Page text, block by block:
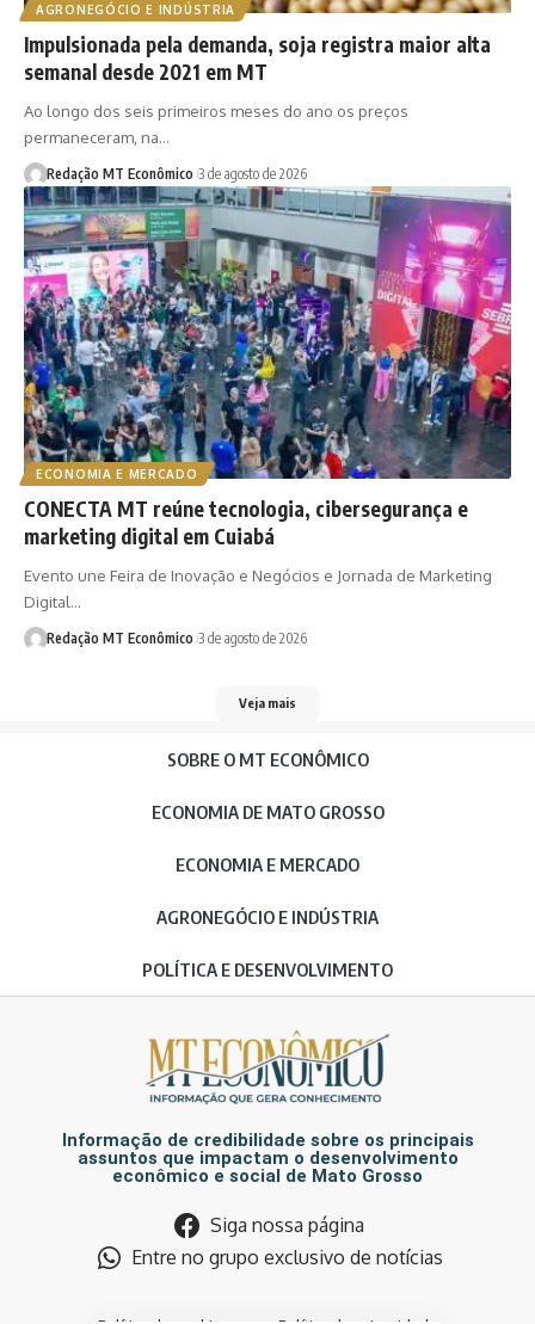
AGRONEGÓCIO E INDÚSTRIA
Impulsionada pela demanda, soja registra maior alta
semanal desde 2021 em MT
Ao longo dos seis primeiros meses do ano os preços
permaneceram, na…
Redação MT Econômico 3 de agosto de 2026
ECONOMIA E MERCADO
CONECTA MT reúne tecnologia, cibersegurança e
marketing digital em Cuiabá
Evento une Feira de Inovação e Negócios e Jornada de Marketing
Digital…
Redação MT Econômico 3 de agosto de 2026
Veja mais
SOBRE O MT ECONÔMICO
ECONOMIA DE MATO GROSSO
ECONOMIA E MERCADO
AGRONEGÓCIO E INDÚSTRIA
POLÍTICA E DESENVOLVIMENTO
Informação de credibilidade sobre os principais
assuntos que impactam o desenvolvimento
econômico e social de Mato Grosso
Siga nossa página
Entre no grupo exclusivo de notícias